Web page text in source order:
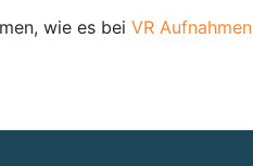
wie es bei VR Aufnahmen